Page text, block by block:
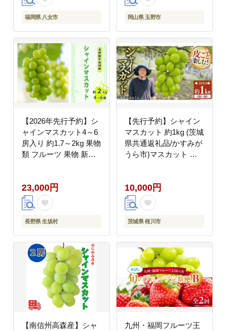
送 福岡県 お取り寄せ
八女市
福岡県 八女市 岡山県 玉野市
【2026年先行予約】シ
ャインマスカット4～6
房入り 約1.7～2kg 果物
類 フルーツ 果物 新鮮
23,000円
長野県 生坂村
【先行予約】シャイン
マスカット 約1kg (茨城
県共通返礼品/かすみが
うら市)マスカット 葡
園 [ED005sa]
10,000円
茨城県 桜川市
【南信州高森産】シャ
九州・福岡フルーツ王